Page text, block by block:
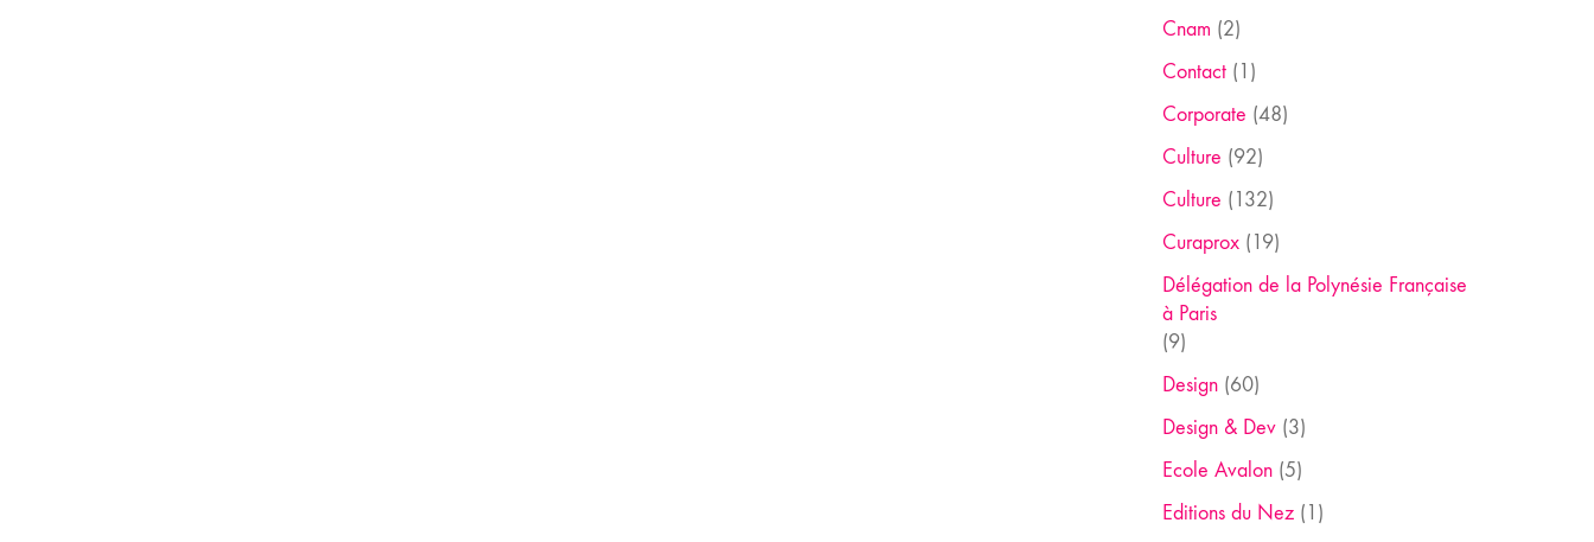
Cnam (2)
Contact(1)
Corporate (48)
Culture (92)
Culture (132)
Curaprox(19)
Délégation de la Polynésie Française
à Paris
(9)
Design(60)
Design & Dev(3)
Ecole Avalon(5)
Editions du Nez(1)